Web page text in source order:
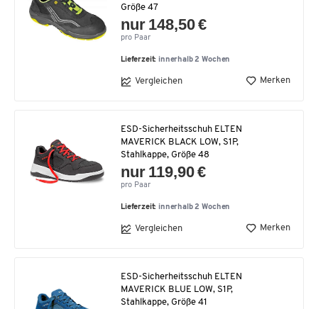
Größe 47
nur 148,50 €
pro Paar
Lieferzeit: innerhalb 2 Wochen
Vergleichen Merken
ESD-Sicherheitsschuh ELTEN
MAVERICK BLACK LOW, S1P,
Stahlkappe, Größe 48
nur 119,90 €
pro Paar
Lieferzeit: innerhalb 2 Wochen
Vergleichen Merken
ESD-Sicherheitsschuh ELTEN
MAVERICK BLUE LOW, S1P,
Stahlkappe, Größe 41